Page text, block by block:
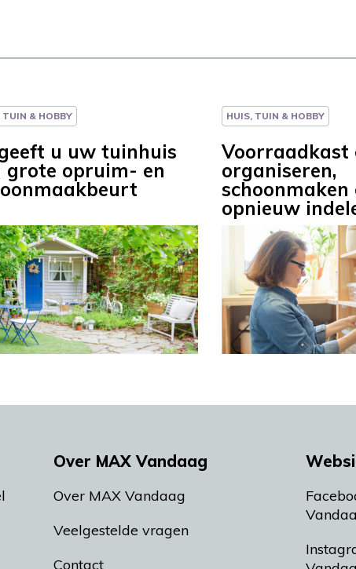
TUIN & HOBBY
u uw tuinhuis
grote opruim- en
HUIS, TUIN & HOBBY
Voorraadkast
organiseren,
schoonmaken
opnieuw
Over MAX Vandaag
Over MAX Vandaag
Veelgestelde vragen
Contact